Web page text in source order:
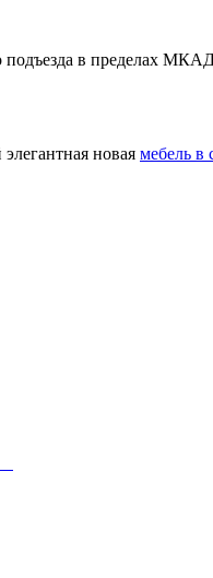
подъезда в пределах
новая мебель в